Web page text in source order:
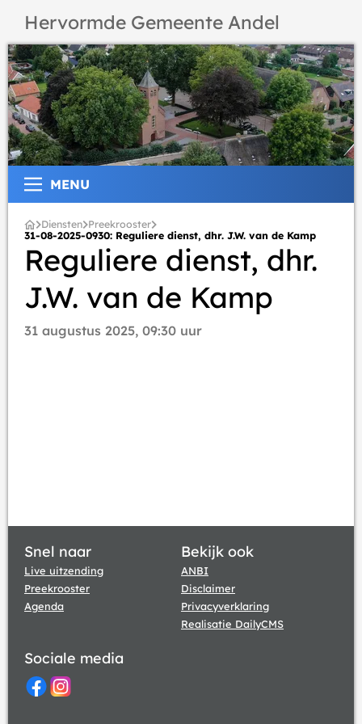
Hervormde Gemeente Andel
MENU
Diensten Preekrooster
31-08-2025-0930: Reguliere dienst, dhr. J.W. van de Kamp
Reguliere dienst, dhr.
J.W. van de Kamp
31 augustus 2025, 09:30 uur
Snel naar
Live uitzending
Preekrooster
Agenda
Bekijk ook
ANBI
Disclaimer
Privacyverklaring
Realisatie DailyCMS
Sociale media